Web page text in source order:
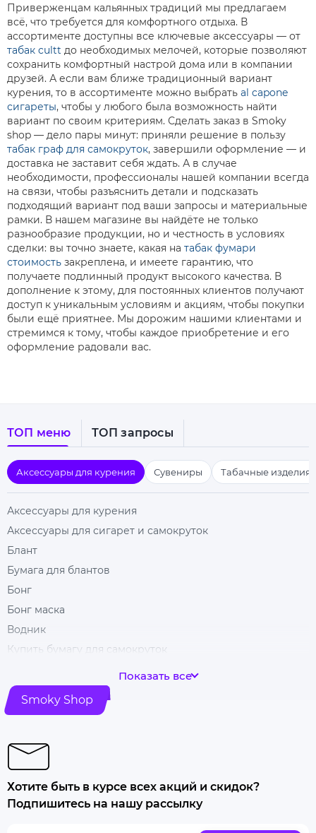
Приверженцам кальянных традиций мы предлагаем
всё, что требуется для комфортного отдыха. В
ассортименте доступны все ключевые аксессуары — от
табак cultt до необходимых мелочей, которые позволяют
сохранить комфортный настрой дома или в компании
друзей. А если вам ближе традиционный вариант
курения, то в ассортименте можно выбрать al capone
сигареты, чтобы у любого была возможность найти
вариант по своим критериям. Сделать заказ в Smoky
shop — дело пары минут: приняли решение в пользу
табак граф для самокруток, завершили оформление — и
доставка не заставит себя ждать. А в случае
необходимости, профессионалы нашей компании всегда
на связи, чтобы разъяснить детали и подсказать
подходящий вариант под ваши запросы и материальные
рамки. В нашем магазине вы найдёте не только
разнообразие продукции, но и честность в условиях
сделки: вы точно знаете, какая на табак фумари
стоимость закреплена, и имеете гарантию, что
получаете подлинный продукт высокого качества. В
дополнение к этому, для постоянных клиентов получают
доступ к уникальным условиям и акциям, чтобы покупки
были ещё приятнее. Мы дорожим нашими клиентами и
стремимся к тому, чтобы каждое приобретение и его
оформление радовали вас.
ТОП меню ТОП запросы
Аксессуары для курения Сувениры Табачные изделия
Аксессуары для курения
Аксессуары для сигарет и самокруток
Блант
Бумага для блантов
Бонг
Бонг маска
Водник
Купить бумагу для самокруток
Чаша для бонга
Фильтры для самокруток
Фильтры dark horse
Фильтры gizeh
Smoking фильтры
Гильзы для сигарет
Показать все
Smoky Shop
Хотите быть в курсе всех акций и скидок?
Подпишитесь на нашу рассылку